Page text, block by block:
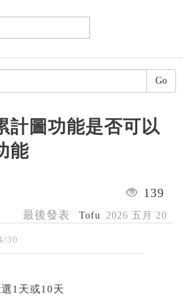
計圖功能是否可以
能
139
最後發表 Tofu 2026 五月 20
30
1天或10天
Go